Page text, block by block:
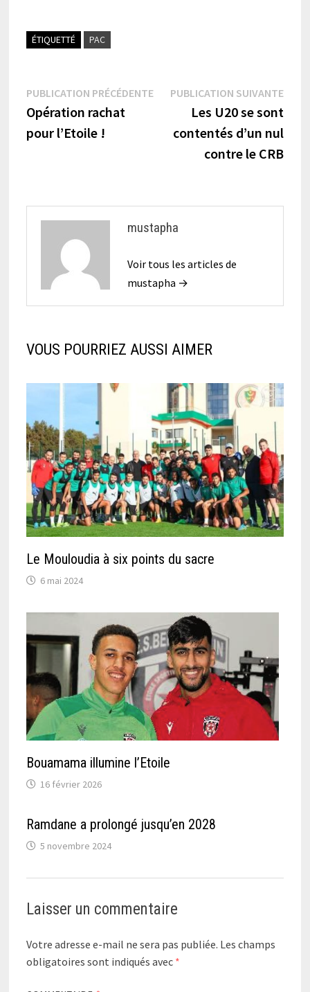
ÉTIQUETTÉ PAC
Navigation
de
l’article
PUBLICATION PRÉCÉDENTEPublication
précédente :
Opération rachat
pour l’Etoile !
PUBLICATION SUIVANTE
Les U20 se sont
contentés d’un nul
contre le CRB
mustapha
Voir tous les articles de
mustapha →
VOUS POURRIEZ AUSSI AIMER
Le Mouloudia à six points du sacre
6 mai 2024
Bouamama illumine l’Etoile
16 février 2026
Ramdane a prolongé jusqu’en 2028
5 novembre 2024
Laisser un commentaire
Votre adresse e-mail ne sera pas publiée. Les champs
obligatoires sont indiqués avec *